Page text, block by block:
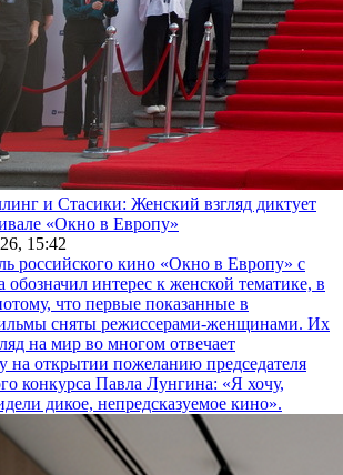
и Стасики: Женский взгляд диктует
«Окно в Европу»
15:42
российского кино «Окно в Европу» с
обозначил интерес к женской тематике, в
что первые показанные в
сняты режиссерами-женщинами. Их
на мир во многом отвечает
на открытии пожеланию председателя
конкурса Павла Лунгина: «Я хочу,
дикое, непредсказуемое кино».